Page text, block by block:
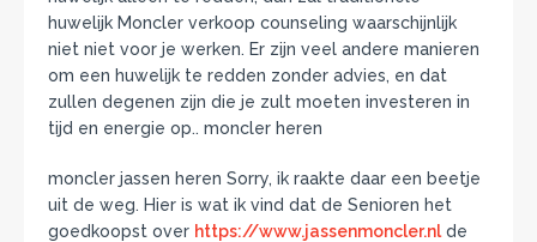
huwelijk Moncler verkoop counseling waarschijnlijk
niet niet voor je werken. Er zijn veel andere manieren
om een ​​huwelijk te redden zonder advies, en dat
zullen degenen zijn die je zult moeten investeren in
tijd en energie op.. moncler heren
moncler jassen heren Sorry, ik raakte daar een beetje
uit de weg. Hier is wat ik vind dat de Senioren het
goedkoopst over https://www.jassenmoncler.nlde